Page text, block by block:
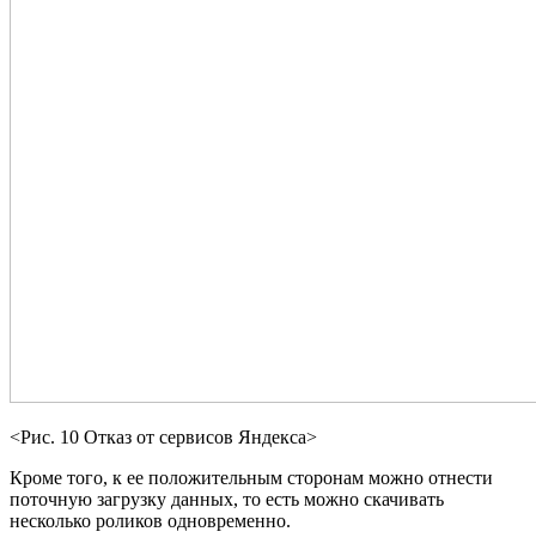
<Рис. 10 Отказ от сервисов Яндекса>
Кроме того, к ее положительным сторонам можно отнести
поточную загрузку данных, то есть можно скачивать
несколько роликов одновременно.